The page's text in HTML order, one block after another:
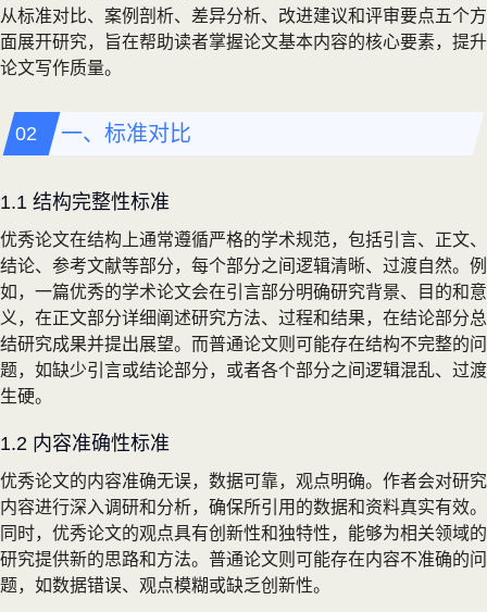
从标准对比、案例剖析、差异分析、改进建议和评审要点五个方
面展开研究，旨在帮助读者掌握论文基本内容的核心要素，提升
论文写作质量。
一、标准对比
1.1 结构完整性标准
优秀论文在结构上通常遵循严格的学术规范，包括引言、正文、
结论、参考文献等部分，每个部分之间逻辑清晰、过渡自然。例
如，一篇优秀的学术论文会在引言部分明确研究背景、目的和意
义，在正文部分详细阐述研究方法、过程和结果，在结论部分总
结研究成果并提出展望。而普通论文则可能存在结构不完整的问
题，如缺少引言或结论部分，或者各个部分之间逻辑混乱、过渡
生硬。
1.2 内容准确性标准
优秀论文的内容准确无误，数据可靠，观点明确。作者会对研究
内容进行深入调研和分析，确保所引用的数据和资料真实有效。
同时，优秀论文的观点具有创新性和独特性，能够为相关领域的
研究提供新的思路和方法。普通论文则可能存在内容不准确的问
题，如数据错误、观点模糊或缺乏创新性。